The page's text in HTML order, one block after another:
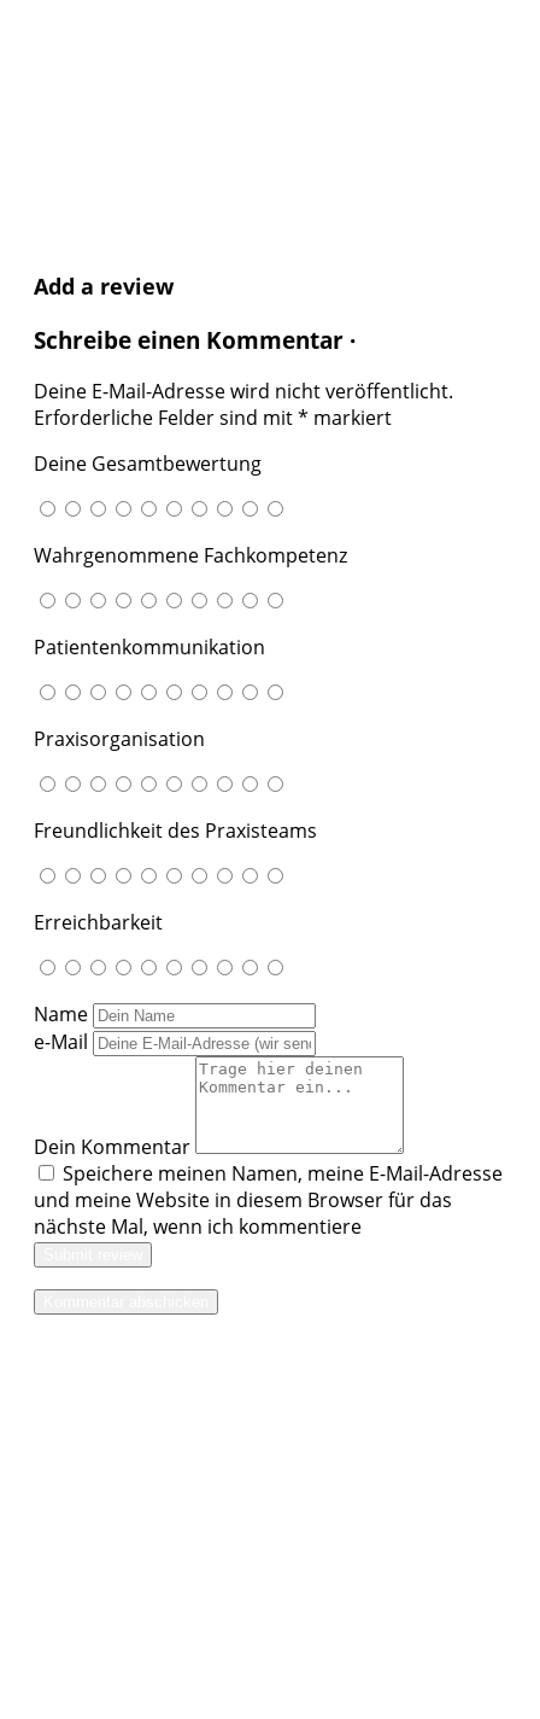
Add a review
Schreibe einen Kommentar ·
Deine E-Mail-Adresse wird nicht veröffentlicht.
Erforderliche Felder sind mit* markiert
Deine Gesamtbewertung
Wahrgenommene Fachkompetenz
Patientenkommunikation
Praxisorganisation
Freundlichkeit des Praxisteams
Erreichbarkeit
Name
e-Mail
Dein Kommentar
Speichere meinen Namen, meine E-Mail-Adresse
und meine Website in diesem Browser für das
nächste Mal, wenn ich kommentiere